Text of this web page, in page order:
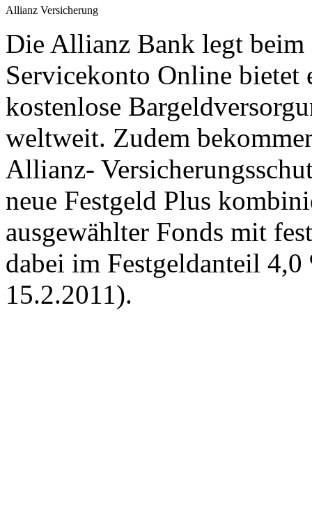
Allianz Versicherung
Die Allianz Bank legt
Servicekonto Online bietet
kostenlose
weltweit. Zudem
Allianz-
neue Festgeld Plus
ausgewählter Fonds mit
dabei im Festgeldanteil
15.2.2011).